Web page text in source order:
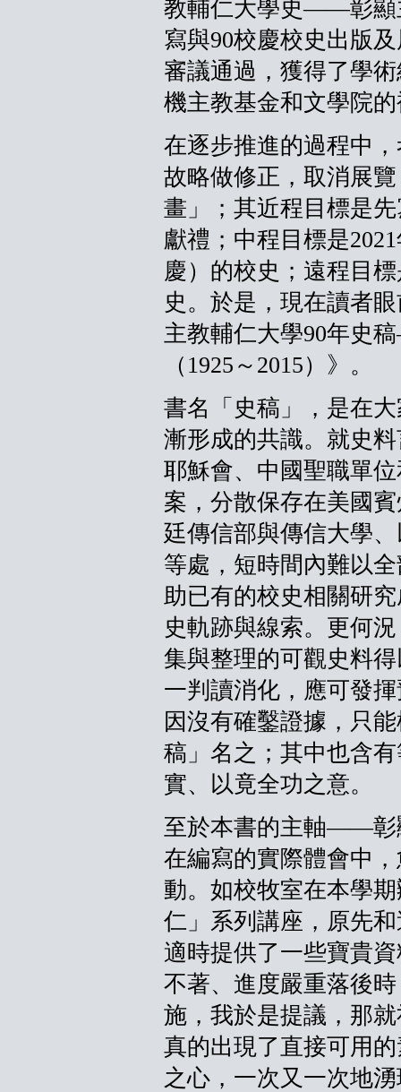
教輔仁大學史——彰顯
寫與90校慶校史出版
審議通過，獲得了學
機主教基金和文學院
在逐步推進的過程中
故略做修正，取消展
畫」；其近程目標是
獻禮；中程目標是
慶）的校史；遠程目
史。於是，現在讀者
主教輔仁大學90年史
（1925～2015）》。
書名「史稿」，是在
漸形成的共識。就史
耶穌會、中國聖職單
案，分散保存在美國
廷傳信部與傳信大學
等處，短時間內難以
助已有的校史相關研
史軌跡與線索。更何
集與整理的可觀史料
一判讀消化，應可發
因沒有確鑿證據，只
稿」名之；其中也含
實、以竟全功之意。
至於本書的主軸——彰
在編寫的實際體會中
動。如校牧室在本學
仁」系列講座，原先
適時提供了一些寶貴
不著、進度嚴重落後
施，我於是提議，那
真的出現了直接可用
之心，一次又一次地